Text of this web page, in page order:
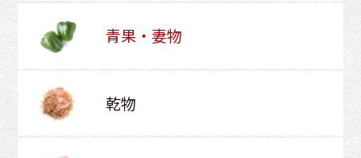
青果・妻物
乾物